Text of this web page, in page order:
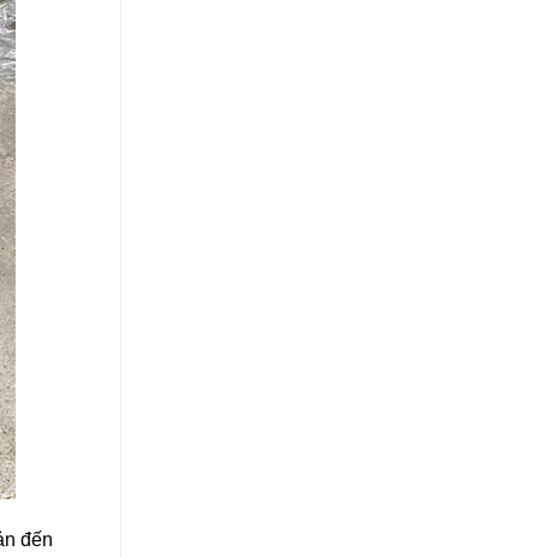
đến